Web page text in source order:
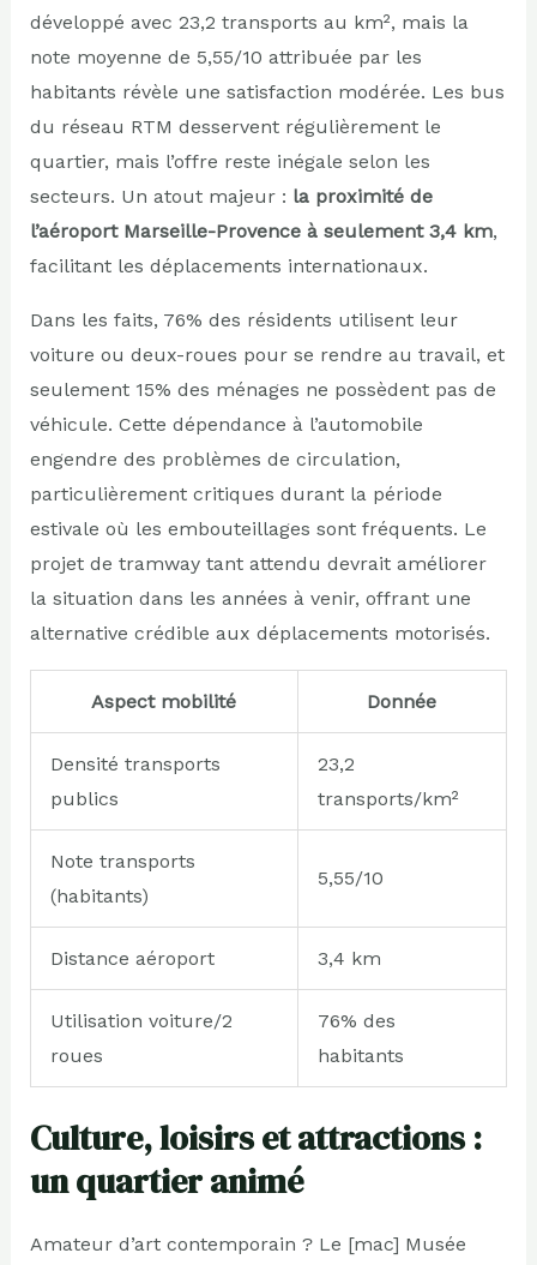
développé avec 23,2 transports au km², mais la
note moyenne de 5,55/10 attribuée par les
habitants révèle une satisfaction modérée. Les bus
du réseau RTM desservent régulièrement le
quartier, mais l’offre reste inégale selon les
secteurs. Un atout majeur : la proximité de
l’aéroport Marseille-Provence à seulement 3,4 km,
facilitant les déplacements internationaux.
Dans les faits, 76% des résidents utilisent leur
voiture ou deux-roues pour se rendre au travail, et
seulement 15% des ménages ne possèdent pas de
véhicule. Cette dépendance à l’automobile
engendre des problèmes de circulation,
particulièrement critiques durant la période
estivale où les embouteillages sont fréquents. Le
projet de tramway tant attendu devrait améliorer
la situation dans les années à venir, offrant une
alternative crédible aux déplacements motorisés.
Aspect mobilité Donnée
Densité transports
publics
23,2
transports/km²
Note transports
(habitants)
5,55/10
Distance aéroport 3,4 km
Utilisation voiture/2
roues
76% des
habitants
Culture, loisirs et attractions :
un quartier animé
Amateur d’art contemporain ? Le [mac] Musée